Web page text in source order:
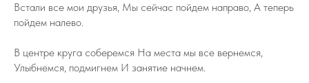
Встали все мои друзья, Мы сейчас пойдем направо, А теперь
пойдем налево.
В центре круга соберемся На места мы все вернемся,
Улыбнемся, подмигнем И занятие начнем.